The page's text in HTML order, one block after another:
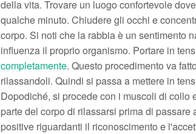
della vita. Trovare un luogo confortevole
qualche minuto. Chiudere gli occhi e
corpo. Si noti che la rabbia è un sentimento
influenza il proprio organismo. Portare in
completamente. Questo procedimento va
rilassandoli. Quindi si passa a mettere in
Dopodiché, si procede con i muscoli di
parte del corpo di rilassarsi prima di
positive riguardanti il riconoscimento e